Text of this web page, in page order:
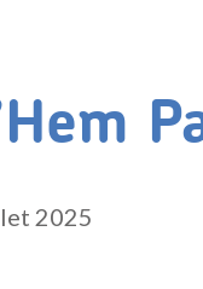
2025